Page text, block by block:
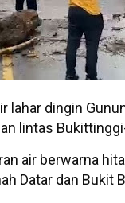
lahar dingin
lintas
air berwarna
Datar dan Bukit